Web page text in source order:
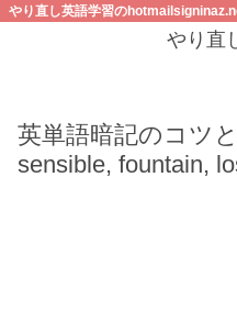
やり直し英語学習の
やり直
英単語暗記のコツ
sensible, fountain,